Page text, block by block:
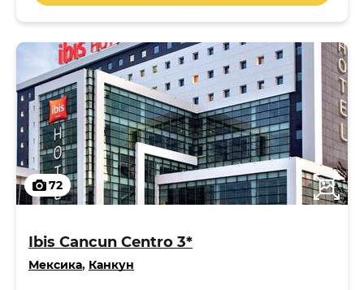
72
Ibis Cancun Centro 3*
Мексика, Канкун